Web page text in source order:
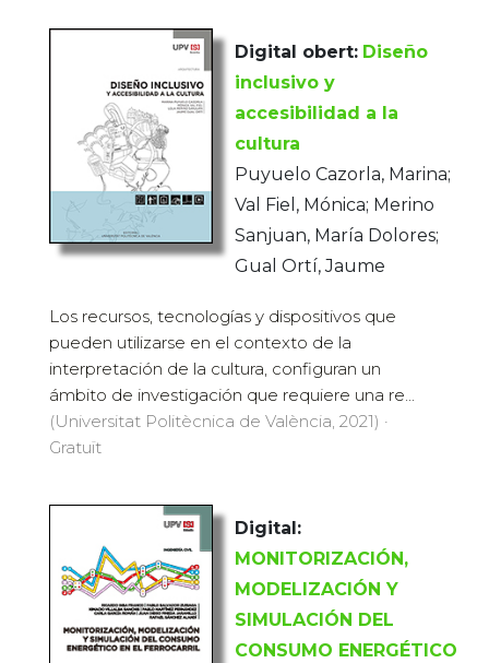
Digital obert: Diseño
inclusivo y
accesibilidad a la
cultura
Puyuelo Cazorla, Marina;
Val Fiel, Mónica; Merino
Sanjuan, María Dolores;
Gual Ortí, Jaume
Los recursos, tecnologías y dispositivos que
pueden utilizarse en el contexto de la
interpretación de la cultura, configuran un
ámbito de investigación que requiere una re...
(Universitat Politècnica de València, 2021) ·
Gratuït
Digital:
MONITORIZACIÓN,
MODELIZACIÓN Y
SIMULACIÓN DEL
CONSUMO ENERGÉTICO